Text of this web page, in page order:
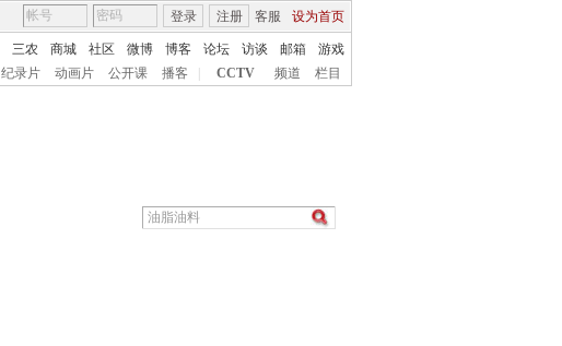
客服 设为首页
登录 注册
三农 商城 社区 微博 博客 论坛 访谈 邮箱
游戏
纪录片 动画片 公开课 播客 CCTV 频道 栏目